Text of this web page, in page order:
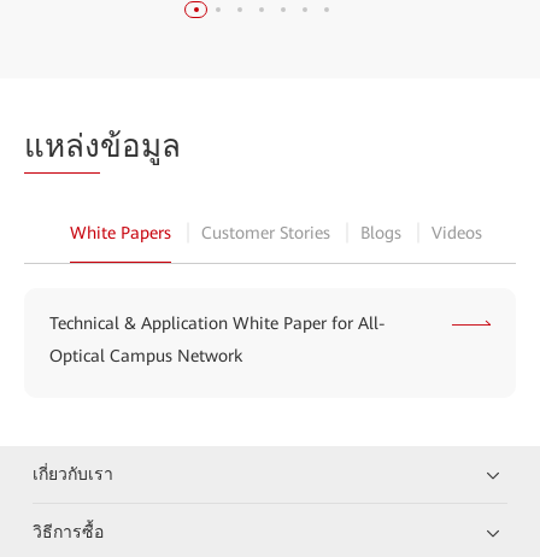
แหล่งข้อมูล
White Papers Customer Stories Blogs Videos
Technical & Application White Paper for All-
Optical Campus Network
เกี่ยวกับเรา
วิธีการซื้อ